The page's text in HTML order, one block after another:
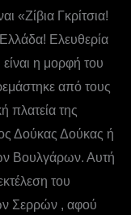
«Ζίβια Γκρίτσια!
Ελευθερία
η μορφή του
από τους
πλατεία της
Δούκας Δούκας ή
Βουλγάρων. Αυτή
του
Σερρών , αφού